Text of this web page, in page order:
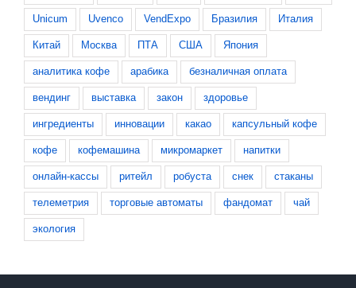
Unicum Uvenco VendExpo Бразилия Италия
Китай Москва ПТА США Япония
аналитика кофе арабика безналичная оплата
вендинг выставка закон здоровье
ингредиенты инновации какао капсульный кофе
кофе кофемашина микромаркет напитки
онлайн-кассы ритейл робуста снек стаканы
телеметрия торговые автоматы фандомат чай
экология